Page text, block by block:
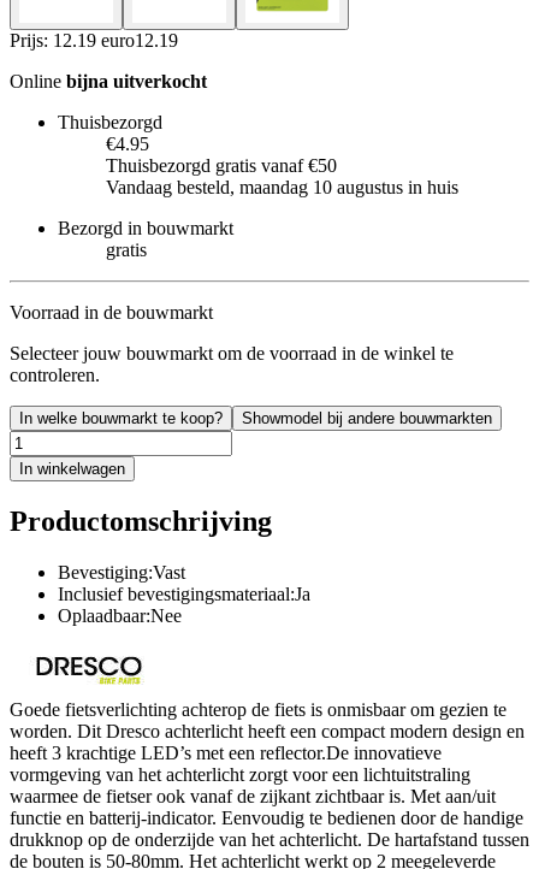
Prijs: 12.19 euro12.19
Online bijna uitverkocht
Thuisbezorgd
€4.95
Thuisbezorgd gratis vanaf €50
Vandaag besteld, maandag 10 augustus in huis
Bezorgd in bouwmarkt
gratis
Voorraad in de bouwmarkt
Selecteer jouw bouwmarkt om de voorraad in de winkel te
controleren.
In welke bouwmarkt te koop? Showmodel bij andere bouwmarkten
In winkelwagen
Productomschrijving
Bevestiging:Vast
Inclusief bevestigingsmateriaal:Ja
Oplaadbaar:Nee
Goede fietsverlichting achterop de fiets is onmisbaar om gezien te
worden. Dit Dresco achterlicht heeft een compact modern design en
heeft 3 krachtige LED’s met een reflector.De innovatieve
vormgeving van het achterlicht zorgt voor een lichtuitstraling
waarmee de fietser ook vanaf de zijkant zichtbaar is. Met aan/uit
functie en batterij-indicator. Eenvoudig te bedienen door de handige
drukknop op de onderzijde van het achterlicht. De hartafstand tussen
de bouten is 50-80mm. Het achterlicht werkt op 2 meegeleverde